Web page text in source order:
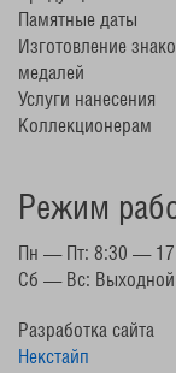
Памятные даты
Изготовление
медалей
Услуги нанесения
Коллекционерам
Режим
Пн — Пт: 8:30 —
Сб — Вс: Выходной
Разработка сайта
Некстайп